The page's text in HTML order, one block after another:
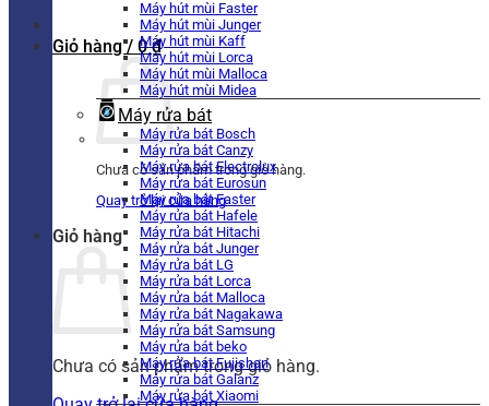
Giỏ hàng / 0₫
Chưa có sản phẩm trong giỏ hàng.
Quay trở lại cửa hàng
Giỏ hàng
Chưa có sản phẩm trong giỏ hàng.
Máy hút mùi Faster
Máy hút mùi Junger
Máy hút mùi Kaff
Máy hút mùi Lorca
Máy hút mùi Malloca
Máy hút mùi Midea
Máy rửa bát
Máy rửa bát Bosch
Máy rửa bát Canzy
Máy rửa bát Electrolux
Máy rửa bát Eurosun
Máy rửa bát Faster
Máy rửa bát Hafele
Máy rửa bát Hitachi
Máy rửa bát Junger
Máy rửa bát LG
Máy rửa bát Lorca
Máy rửa bát Malloca
Máy rửa bát Nagakawa
Máy rửa bát Samsung
Máy rửa bát beko
Máy rửa bát Fujishan
Máy rửa bát Galanz
Máy rửa bát Xiaomi